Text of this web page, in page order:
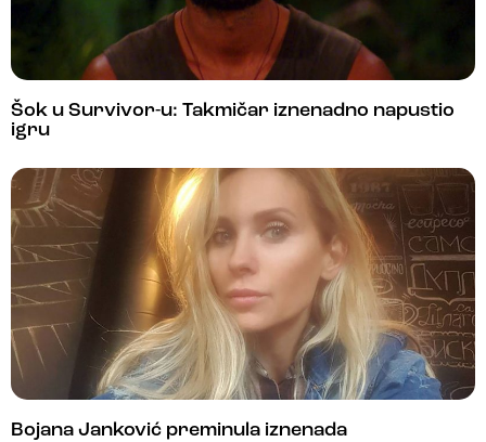
Šok u Survivor-u: Takmičar iznenadno napustio
igru
Bojana Janković preminula iznenada